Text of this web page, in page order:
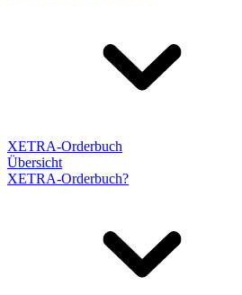
XETRA-Orderbuch
Übersicht
XETRA-Orderbuch?